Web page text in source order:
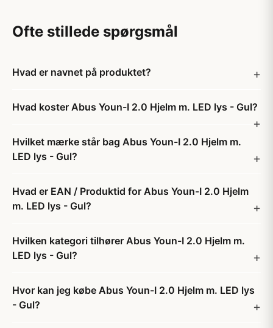
Ofte stillede spørgsmål
Hvad er navnet på produktet?
Hvad koster Abus Youn-I 2.0 Hjelm m. LED lys - Gul?
Hvilket mærke står bag Abus Youn-I 2.0 Hjelm m.
LED lys - Gul?
Hvad er EAN / Produktid for Abus Youn-I 2.0 Hjelm
m. LED lys - Gul?
Hvilken kategori tilhører Abus Youn-I 2.0 Hjelm m.
LED lys - Gul?
Hvor kan jeg købe Abus Youn-I 2.0 Hjelm m. LED lys
- Gul?